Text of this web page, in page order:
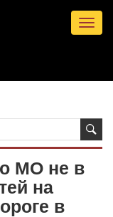
МО не в
на
в